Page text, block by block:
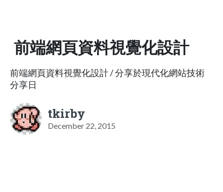
前端網頁資料視覺化設計
前端網頁資料視覺化設計 / 分享於現代化網站技術
分享日
tkirby
December 22, 2015